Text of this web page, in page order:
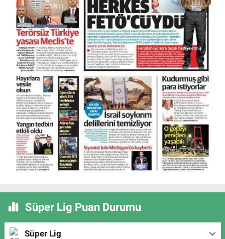
Süper Lig Puan Durumu
Süper Lig